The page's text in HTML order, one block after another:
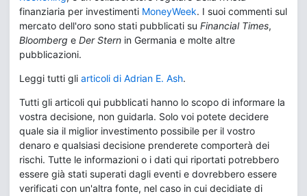
finanziaria per investimenti MoneyWeek. I suoi commenti sul
mercato dell'oro sono stati pubblicati su Financial Times,
Bloomberg e Der Stern in Germania e molte altre
pubblicazioni.
Leggi tutti gli articoli di Adrian E. Ash.
Tutti gli articoli qui pubblicati hanno lo scopo di informare la
vostra decisione, non guidarla. Solo voi potete decidere
quale sia il miglior investimento possibile per il vostro
denaro e qualsiasi decisione prenderete comporterà dei
rischi. Tutte le informazioni o i dati qui riportati potrebbero
essere già stati superati dagli eventi e dovrebbero essere
verificati con un'altra fonte, nel caso in cui decidiate di